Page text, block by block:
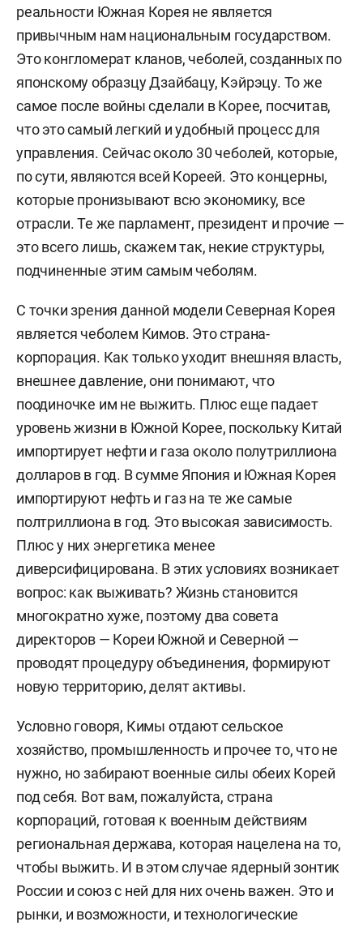
реальности Южная Корея не является
привычным нам национальным государством.
Это конгломерат кланов, чеболей, созданных по
японскому образцу Дзайбацу, Кэйрэцу. То же
самое после войны сделали в Корее, посчитав,
что это самый легкий и удобный процесс для
управления. Сейчас около 30 чеболей, которые,
по сути, являются всей Кореей. Это концерны,
которые пронизывают всю экономику, все
отрасли. Те же парламент, президент и прочие —
это всего лишь, скажем так, некие структуры,
подчиненные этим самым чеболям.
С точки зрения данной модели Северная Корея
является чеболем Кимов. Это страна-
корпорация. Как только уходит внешняя власть,
внешнее давление, они понимают, что
поодиночке им не выжить. Плюс еще падает
уровень жизни в Южной Корее, поскольку Китай
импортирует нефти и газа около полутриллиона
долларов в год. В сумме Япония и Южная Корея
импортируют нефть и газ на те же самые
полтриллиона в год. Это высокая зависимость.
Плюс у них энергетика менее
диверсифицирована. В этих условиях возникает
вопрос: как выживать? Жизнь становится
многократно хуже, поэтому два совета
директоров — Кореи Южной и Северной —
проводят процедуру объединения, формируют
новую территорию, делят активы.
Условно говоря, Кимы отдают сельское
хозяйство, промышленность и прочее то, что не
нужно, но забирают военные силы обеих Корей
под себя. Вот вам, пожалуйста, страна
корпораций, готовая к военным действиям
региональная держава, которая нацелена на то,
чтобы выжить. И в этом случае ядерный зонтик
России и союз с ней для них очень важен. Это и
рынки, и возможности, и технологические